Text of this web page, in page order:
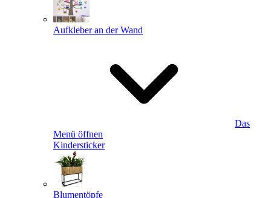
Aufkleber an der Wand
Das
Menü öffnen
Kindersticker
Blumentöpfe